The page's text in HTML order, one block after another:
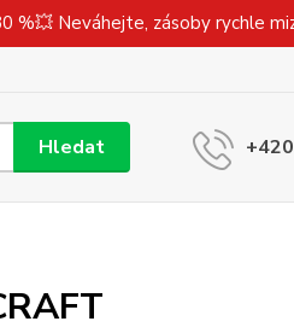
Neváhejte, zásoby rychle
Hledat